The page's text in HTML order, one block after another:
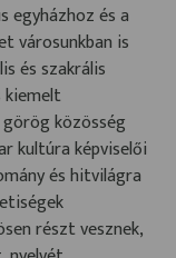
egyházhoz és a
városunkban is
és szakrális
kiemelt
közösség
kultúra képviselői
és hitvilágra
részt vesznek,